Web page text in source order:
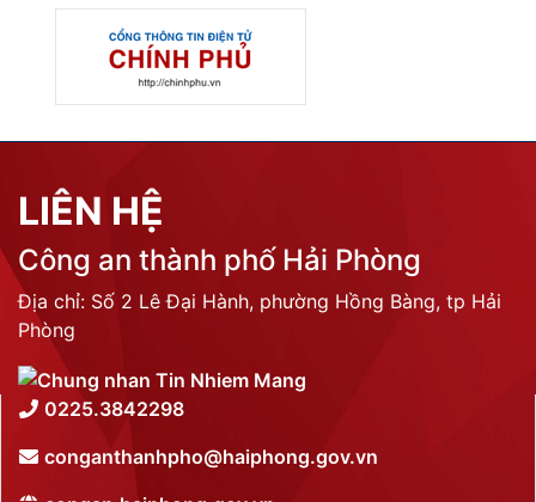
LIÊN HỆ
Công an thành phố Hải Phòng
Địa chỉ: Số 2 Lê Đại Hành, phường Hồng Bàng, tp Hải
Phòng
0225.3842298
conganthanhpho@haiphong.gov.vn